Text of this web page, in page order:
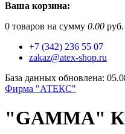
Ваша корзина:
0 товаров на сумму 0.00 руб.
+7 (342) 236 55 07
zakaz@atex-shop.ru
База данных обновлена:
Фирма "АТЕКС"
"GAMMA"